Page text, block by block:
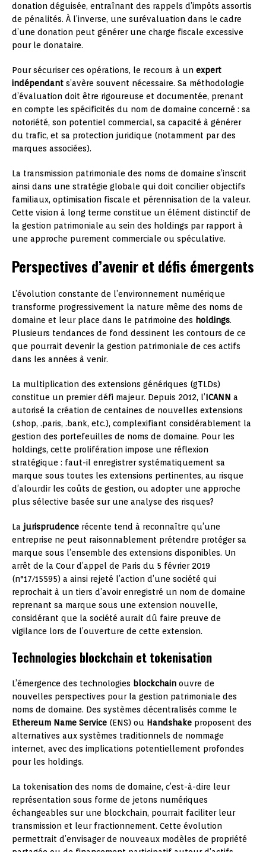
donation déguisée, entraînant des rappels d’impôts assortis
de pénalités. À l’inverse, une surévaluation dans le cadre
d’une donation peut générer une charge fiscale excessive
pour le donataire.
Pour sécuriser ces opérations, le recours à un expert
indépendant s’avère souvent nécessaire. Sa méthodologie
d’évaluation doit être rigoureuse et documentée, prenant
en compte les spécificités du nom de domaine concerné : sa
notoriété, son potentiel commercial, sa capacité à générer
du trafic, et sa protection juridique (notamment par des
marques associées).
La transmission patrimoniale des noms de domaine s’inscrit
ainsi dans une stratégie globale qui doit concilier objectifs
familiaux, optimisation fiscale et pérennisation de la valeur.
Cette vision à long terme constitue un élément distinctif de
la gestion patrimoniale au sein des holdings par rapport à
une approche purement commerciale ou spéculative.
Perspectives d’avenir et défis émergents
L’évolution constante de l’environnement numérique
transforme progressivement la nature même des noms de
domaine et leur place dans le patrimoine des holdings.
Plusieurs tendances de fond dessinent les contours de ce
que pourrait devenir la gestion patrimoniale de ces actifs
dans les années à venir.
La multiplication des extensions génériques (gTLDs)
constitue un premier défi majeur. Depuis 2012, l’ICANN a
autorisé la création de centaines de nouvelles extensions
(.shop, .paris, .bank, etc.), complexifiant considérablement la
gestion des portefeuilles de noms de domaine. Pour les
holdings, cette prolifération impose une réflexion
stratégique : faut-il enregistrer systématiquement sa
marque sous toutes les extensions pertinentes, au risque
d’alourdir les coûts de gestion, ou adopter une approche
plus sélective basée sur une analyse des risques?
La jurisprudence récente tend à reconnaître qu’une
entreprise ne peut raisonnablement prétendre protéger sa
marque sous l’ensemble des extensions disponibles. Un
arrêt de la Cour d’appel de Paris du 5 février 2019
(n°17/15595) a ainsi rejeté l’action d’une société qui
reprochait à un tiers d’avoir enregistré un nom de domaine
reprenant sa marque sous une extension nouvelle,
considérant que la société aurait dû faire preuve de
vigilance lors de l’ouverture de cette extension.
Technologies blockchain et tokenisation
L’émergence des technologies blockchain ouvre de
nouvelles perspectives pour la gestion patrimoniale des
noms de domaine. Des systèmes décentralisés comme le
Ethereum Name Service (ENS) ou Handshake proposent des
alternatives aux systèmes traditionnels de nommage
internet, avec des implications potentiellement profondes
pour les holdings.
La tokenisation des noms de domaine, c’est-à-dire leur
représentation sous forme de jetons numériques
échangeables sur une blockchain, pourrait faciliter leur
transmission et leur fractionnement. Cette évolution
permettrait d’envisager de nouveaux modèles de propriété